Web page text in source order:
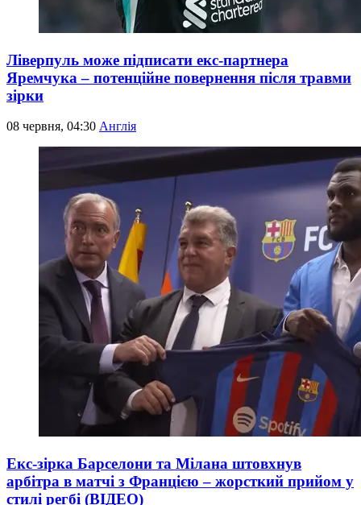
Ліверпуль може підписати екс-партнера
Яремчука – потенційне повернення після травми
зірки
08 червня, 04:30 Англія
Екс-зірка Барселони та Мілана штовхнув
арбітра в матчі з Францією – жорсткий прийом у
стилі регбі (ВІДЕО)